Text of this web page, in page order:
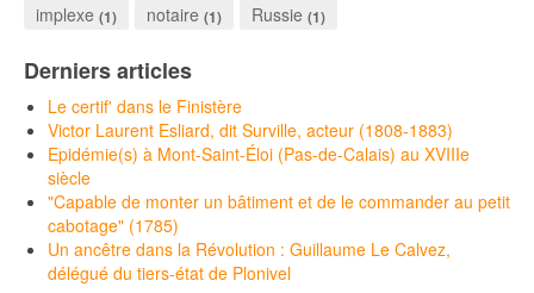
implexe (1) notaire (1) Russie (1)
Derniers articles
Le certif' dans le Finistère
Victor Laurent Esliard, dit Surville, acteur (1808-1883)
Epidémie(s) à Mont-Saint-Éloi (Pas-de-Calais) au XVIIIe
siècle
"Capable de monter un bâtiment et de le commander au petit
cabotage" (1785)
Un ancêtre dans la Révolution : Guillaume Le Calvez,
délégué du tiers-état de Plonivel